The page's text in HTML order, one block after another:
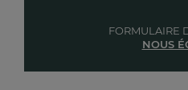
FORMULAIRE
NOUS